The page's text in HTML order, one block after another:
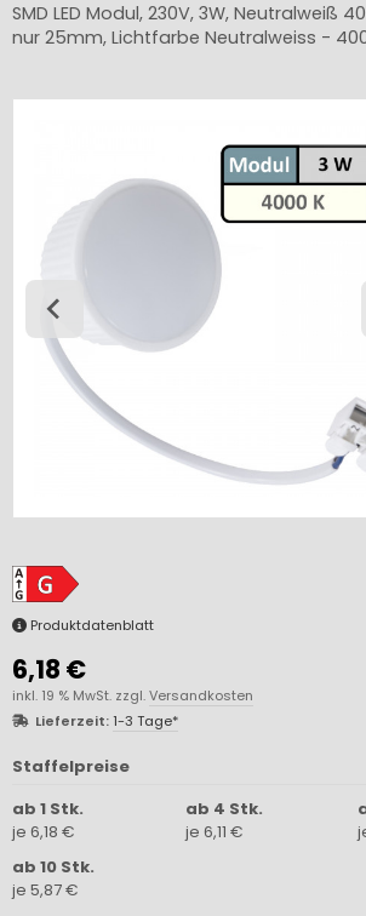
SMD LED Modul, 230V, 3W, Neutralweiß
nur 25mm, Lichtfarbe Neutralweiss -
Produktdatenblatt
6,18 €
inkl. 19 % MwSt. zzgl.Versandkosten
Lieferzeit:1-3 Tage*
Staffelpreise
ab 1 Stk.
je 6,18 €
ab 4 Stk.
je 6,11 €
ab 10 Stk.
je 5,87 €